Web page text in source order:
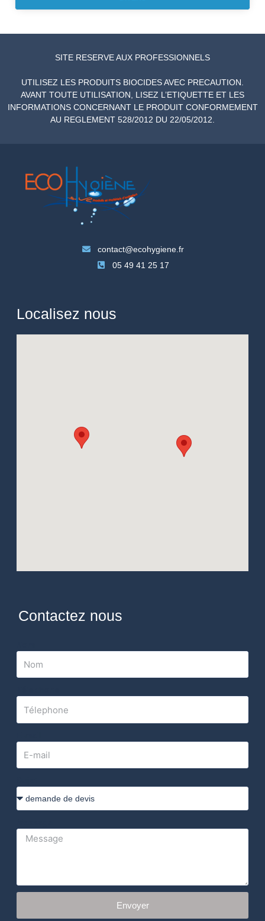
SITE RESERVE AUX PROFESSIONNELS
UTILISEZ LES PRODUITS BIOCIDES AVEC PRECAUTION.
AVANT TOUTE UTILISATION, LISEZ L’ETIQUETTE ET LES
INFORMATIONS CONCERNANT LE PRODUIT CONFORMEMENT
AU REGLEMENT 528/2012 DU 22/05/2012.
contact@ecohygiene.fr
05 49 41 25 17
Localisez nous
Contactez nous
Envoyer